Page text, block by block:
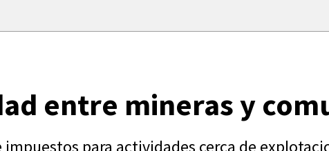
entre mineras y
para actividades cerca de